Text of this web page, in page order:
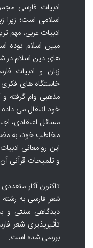
ادبیات فارسی
اسلامی است؛ زیرا
ادبیات عربی، مهم
مبین اسلام بوده
های دین اسلام در
زبان و ادبیات
خاستگاه های فکری
مذهبی وام گرفته و
خود انتقال می
مسائل اعتقادی،
مخاطب خود، به
این رو معانی
و تلمیحات قرآنی
تاکنون آثار
شعر فارسی به رشته
دیدگاهی سنتی و
تأثیرپذیری شعر
بررسی شده است.